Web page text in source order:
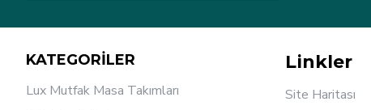
KATEGORİLER
Lux Mutfak Masa Takımları
Linkler
Site Haritası